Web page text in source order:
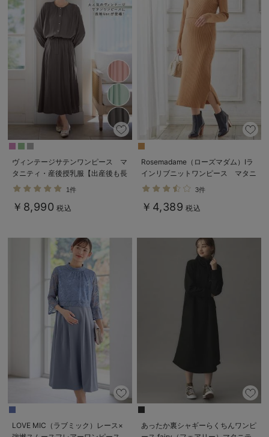
ヴィンテージサテンワンピース マ
タニティ・産後授乳服【出産後も長
く使える】
1件
￥8,990 税込
Rosemadame（ローズマダム）Iラ
インリブニットワンピース マタニ
ティ・産後授乳服【出産後も長く使
3件
￥4,389 税込
LOVE MIC（ラブミック）レース×
あったか裏シャギーらくちんワンピ